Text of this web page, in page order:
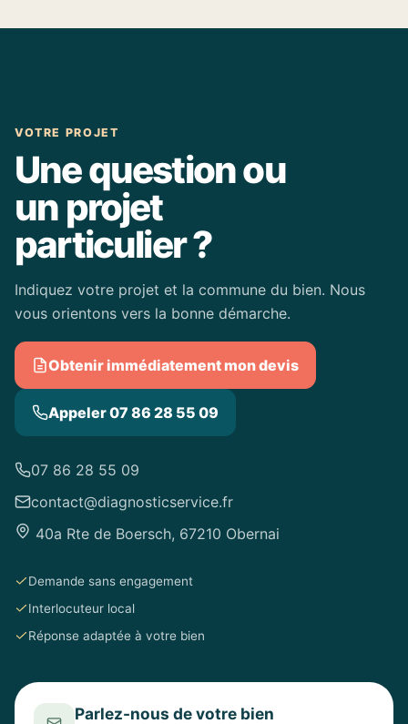
VOTRE PROJET
Une question ou
un projet
particulier ?
Indiquez votre projet et la commune du bien. Nous
vous orientons vers la bonne démarche.
Obtenir immédiatement mon devis
Appeler 07 86 28 55 09
07 86 28 55 09
contact@diagnosticservice.fr
40a Rte de Boersch, 67210 Obernai
Demande sans engagement
Interlocuteur local
Réponse adaptée à votre bien
Parlez-nous de votre bien